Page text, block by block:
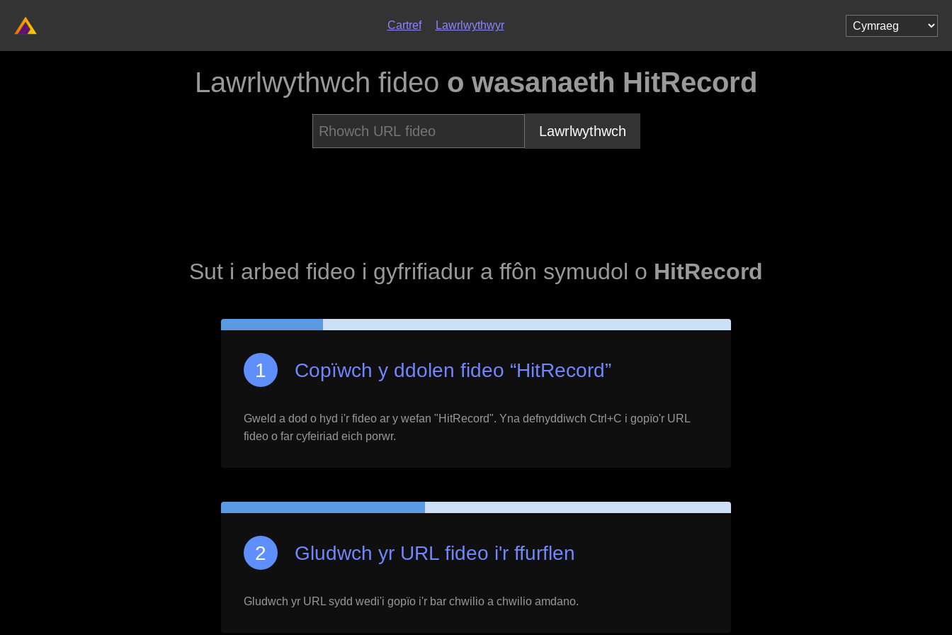
Cartref Lawrlwythwyr
Lawrlwythwch fideo o wasanaeth HitRecord
Lawrlwythwch
Sut i arbed fideo i gyfrifiadur a ffôn symudol o HitRecord
Copïwch y ddolen fideo “HitRecord”
Gweld a dod o hyd i'r fideo ar y wefan "HitRecord". Yna defnyddiwch Ctrl+C i gopïo'r URL
fideo o far cyfeiriad eich porwr.
Gludwch yr URL fideo i'r ffurflen
Gludwch yr URL sydd wedi'i gopïo i'r bar chwilio a chwilio amdano.